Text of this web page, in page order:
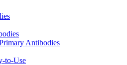
Antibodies
to-Use